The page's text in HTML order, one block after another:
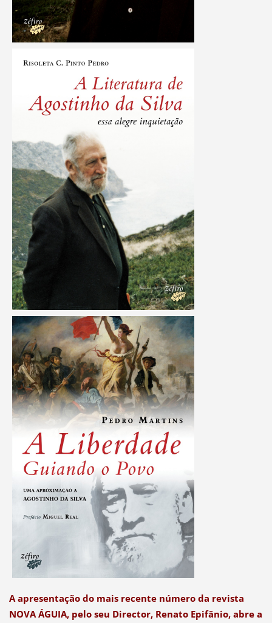
A apresentação do mais recente número da revista
NOVA ÁGUIA, pelo seu Director, Renato Epifânio, abre a